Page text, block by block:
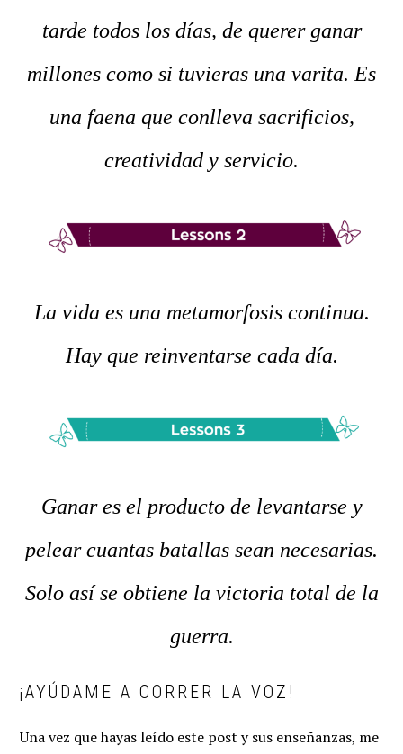
tarde todos los días, de querer ganar
millones como si tuvieras una varita. Es
una faena que conlleva sacrificios,
creatividad y servicio.
La vida es una metamorfosis continua.
Hay que reinventarse cada día.
Ganar es el producto de levantarse y
pelear cuantas batallas sean necesarias.
Solo así se obtiene la victoria total de la
guerra.
¡AYÚDAME A CORRER LA VOZ!
Una vez que hayas leído este post y sus enseñanzas, me